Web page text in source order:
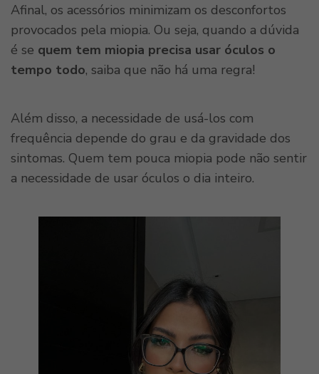
Afinal, os acessórios minimizam os desconfortos
provocados pela miopia. Ou seja, quando a dúvida
é se quem tem miopia precisa usar óculos o
tempo todo, saiba que não há uma regra!
Além disso, a necessidade de usá-los com
frequência depende do grau e da gravidade dos
sintomas. Quem tem pouca miopia pode não sentir
a necessidade de usar óculos o dia inteiro.